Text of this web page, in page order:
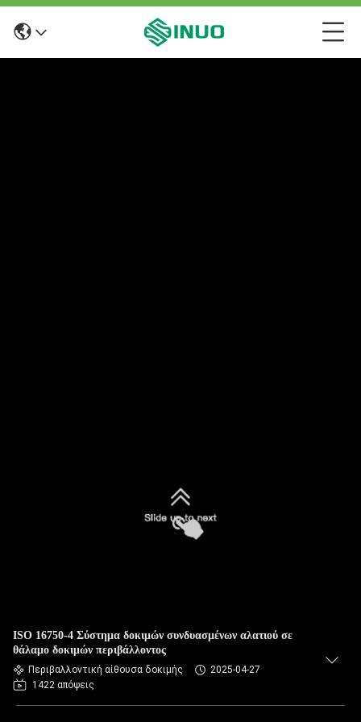
ISO 16750-4 Σύστημα δοκιμών συνδυασμένων αλατιού σε
θάλαμο δοκιμών περιβάλλοντος
Περιβαλλοντική αίθουσα δοκιμής
2025-04-27
1422 απόψεις